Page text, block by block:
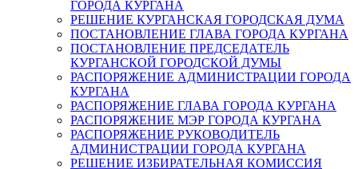
ГОРОДА КУРГАНА
РЕШЕНИЕ КУРГАНСКАЯ ГОРОДСКАЯ ДУМА
ПОСТАНОВЛЕНИЕ ГЛАВА ГОРОДА КУРГАНА
ПОСТАНОВЛЕНИЕ ПРЕДСЕДАТЕЛЬ
КУРГАНСКОЙ ГОРОДСКОЙ ДУМЫ
РАСПОРЯЖЕНИЕ АДМИНИСТРАЦИИ ГОРОДА
КУРГАНА
РАСПОРЯЖЕНИЕ ГЛАВА ГОРОДА КУРГАНА
РАСПОРЯЖЕНИЕ МЭР ГОРОДА КУРГАНА
РАСПОРЯЖЕНИЕ РУКОВОДИТЕЛЬ
АДМИНИСТРАЦИИ ГОРОДА КУРГАНА
РЕШЕНИЕ ИЗБИРАТЕЛЬНАЯ КОМИССИЯ